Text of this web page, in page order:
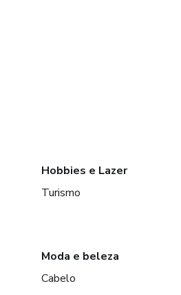
Hobbies e Lazer
Turismo
Moda e beleza
Cabelo